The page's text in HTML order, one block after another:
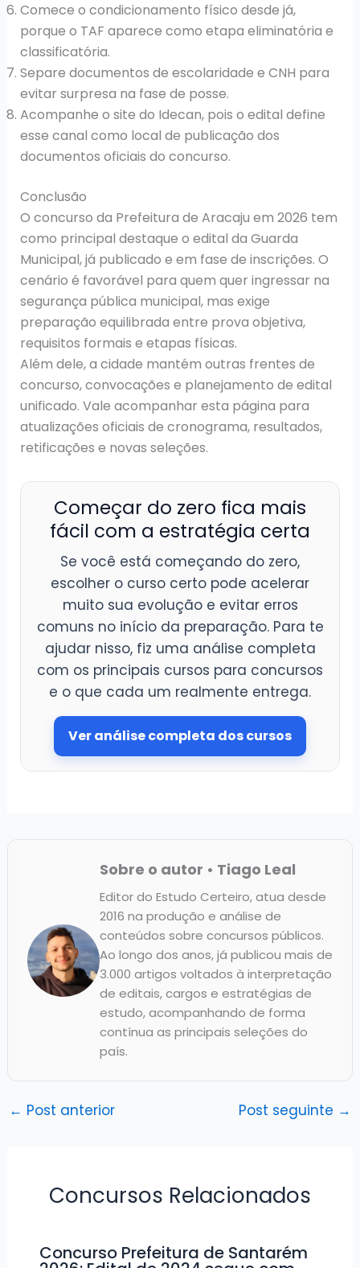
Comece o condicionamento físico desde já,
porque o TAF aparece como etapa eliminatória e
classificatória.
Separe documentos de escolaridade e CNH para
evitar surpresa na fase de posse.
Acompanhe o site do Idecan, pois o edital define
esse canal como local de publicação dos
documentos oficiais do concurso.
Conclusão
O concurso da Prefeitura de Aracaju em 2026 tem
como principal destaque o edital da Guarda
Municipal, já publicado e em fase de inscrições. O
cenário é favorável para quem quer ingressar na
segurança pública municipal, mas exige
preparação equilibrada entre prova objetiva,
requisitos formais e etapas físicas.
Além dele, a cidade mantém outras frentes de
concurso, convocações e planejamento de edital
unificado. Vale acompanhar esta página para
atualizações oficiais de cronograma, resultados,
retificações e novas seleções.
Começar do zero fica mais
fácil com a estratégia certa
Se você está começando do zero,
escolher o curso certo pode acelerar
muito sua evolução e evitar erros
comuns no início da preparação. Para te
ajudar nisso, fiz uma análise completa
com os principais cursos para concursos
e o que cada um realmente entrega.
Ver análise completa dos cursos
Sobre o autor • Tiago Leal
Editor do Estudo Certeiro, atua desde
2016 na produção e análise de
conteúdos sobre concursos públicos.
Ao longo dos anos, já publicou mais de
3.000 artigos voltados à interpretação
de editais, cargos e estratégias de
estudo, acompanhando de forma
contínua as principais seleções do
país.
← Post anterior Post seguinte →
Concursos Relacionados
Concurso Prefeitura de Santarém